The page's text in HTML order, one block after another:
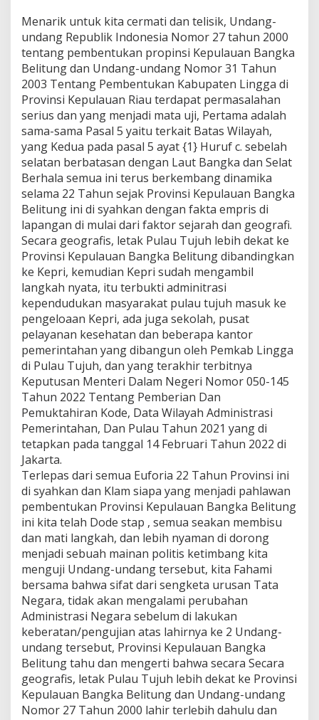
Menarik untuk kita cermati dan telisik, Undang-
undang Republik Indonesia Nomor 27 tahun 2000
tentang pembentukan propinsi Kepulauan Bangka
Belitung dan Undang-undang Nomor 31 Tahun
2003 Tentang Pembentukan Kabupaten Lingga di
Provinsi Kepulauan Riau terdapat permasalahan
serius dan yang menjadi mata uji, Pertama adalah
sama-sama Pasal 5 yaitu terkait Batas Wilayah,
yang Kedua pada pasal 5 ayat {1} Huruf c. sebelah
selatan berbatasan dengan Laut Bangka dan Selat
Berhala semua ini terus berkembang dinamika
selama 22 Tahun sejak Provinsi Kepulauan Bangka
Belitung ini di syahkan dengan fakta empris di
lapangan di mulai dari faktor sejarah dan geografi.
Secara geografis, letak Pulau Tujuh lebih dekat ke
Provinsi Kepulauan Bangka Belitung dibandingkan
ke Kepri, kemudian Kepri sudah mengambil
langkah nyata, itu terbukti adminitrasi
kependudukan masyarakat pulau tujuh masuk ke
pengeloaan Kepri, ada juga sekolah, pusat
pelayanan kesehatan dan beberapa kantor
pemerintahan yang dibangun oleh Pemkab Lingga
di Pulau Tujuh, dan yang terakhir terbitnya
Keputusan Menteri Dalam Negeri Nomor 050-145
Tahun 2022 Tentang Pemberian Dan
Pemuktahiran Kode, Data Wilayah Administrasi
Pemerintahan, Dan Pulau Tahun 2021 yang di
tetapkan pada tanggal 14 Februari Tahun 2022 di
Jakarta.
Terlepas dari semua Euforia 22 Tahun Provinsi ini
di syahkan dan Klam siapa yang menjadi pahlawan
pembentukan Provinsi Kepulauan Bangka Belitung
ini kita telah Dode stap , semua seakan membisu
dan mati langkah, dan lebih nyaman di dorong
menjadi sebuah mainan politis ketimbang kita
menguji Undang-undang tersebut, kita Fahami
bersama bahwa sifat dari sengketa urusan Tata
Negara, tidak akan mengalami perubahan
Administrasi Negara sebelum di lakukan
keberatan/pengujian atas lahirnya ke 2 Undang-
undang tersebut, Provinsi Kepulauan Bangka
Belitung tahu dan mengerti bahwa secara Secara
geografis, letak Pulau Tujuh lebih dekat ke Provinsi
Kepulauan Bangka Belitung dan Undang-undang
Nomor 27 Tahun 2000 lahir terlebih dahulu dan